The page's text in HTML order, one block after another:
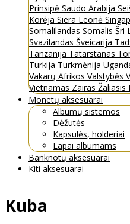
Prinsipė Saudo Arabija
Korėja Siera Leonė
Somalilandas Somalis Šri
Svazilandas Šveicarija
Tanzanija Tatarstanas
Turkija Turkmėnija
Vakarų Afrikos Valstybės
Vietnamas Zairas Žaliasis
Monetų aksesuarai
Albumų sistemos
Dėžutės
Kapsulės, holderiai
Lapai albumams
Banknotų aksesuarai
Kiti aksesuarai
Kuba